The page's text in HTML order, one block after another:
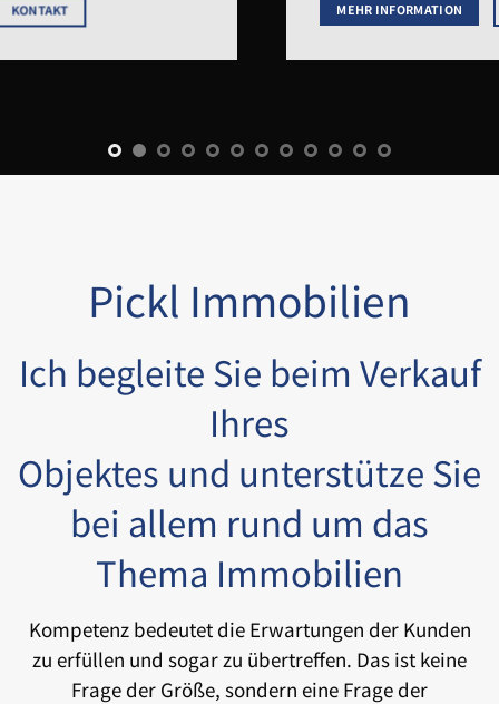
Pickl Immobilien
Ich begleite Sie beim Verkauf
Ihres
Objektes und unterstütze Sie
bei allem rund um das
Thema Immobilien
Kompetenz bedeutet die Erwartungen der Kunden
zu erfüllen und sogar zu übertreffen. Das ist keine
Frage der Größe, sondern eine Frage der